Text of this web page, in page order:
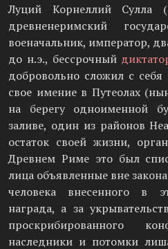
Луций Корнеллий
древненеримский
военачальник, император,
до н.э., бессрочный
добровольно сложил с себя
свое имение в Путеолах
на берегу одноименной
заливе, один из районов
остаток своей жизни,
Древнем Риме это был
лица объявленные вне
человека внесенного в
награда, а за
проскрибированного
наследники и потомки